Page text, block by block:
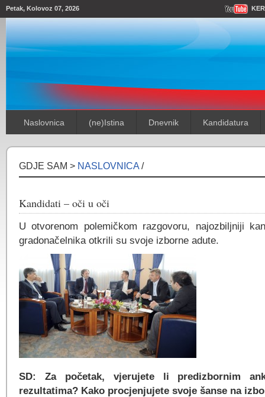
Petak, Kolovoz 07, 2026
Naslovnica (ne)Istina Dnevnik Kandidatura
GDJE SAM > NASLOVNICA /
Kandidati – oči u oči
U otvorenom polemičkom razgovoru, najozbiljniji
gradonačelnika otkrili su svoje izborne adute.
SD: Za početak, vjerujete li predizbornim
rezultatima? Kako procjenjujete svoje šanse na